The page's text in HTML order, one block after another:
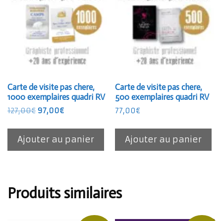
Carte de visite pas chere,
1000 exemplaires quadri RV
127,00€ Le
initial
était :
127,00€.
97,00€Le
actuel
est :
97,00€.
Ajouter au panier
Carte de visite pas chere,
500 exemplaires quadri RV
77,00€
Ajouter au panier
Produits similaires